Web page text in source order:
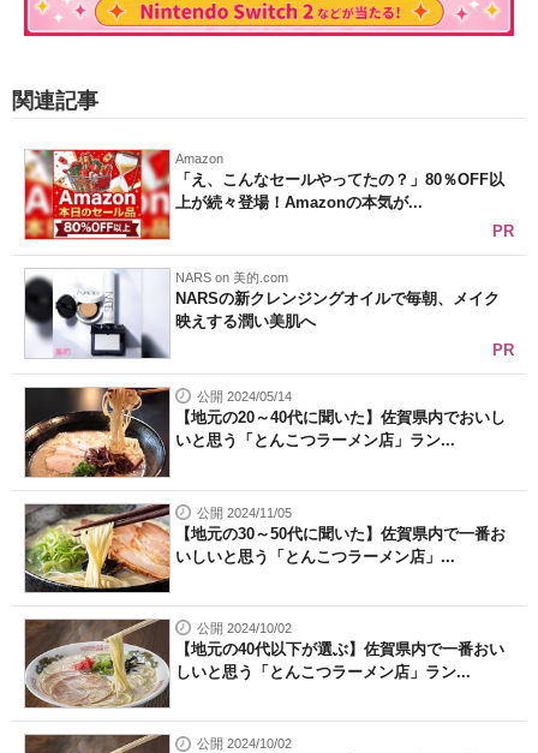
関連記事
Amazon
「え、こんなセールやってたの？」80％OFF以
上が続々登場！Amazonの本気が...
PR
NARS on 美的.com
NARSの新クレンジングオイルで毎朝、メイク
映えする潤い美肌へ
PR
公開 2024/05/14
【地元の20～40代に聞いた】佐賀県内でおいし
いと思う「とんこつラーメン店」ラン...
公開 2024/11/05
【地元の30～50代に聞いた】佐賀県内で一番お
いしいと思う「とんこつラーメン店」...
公開 2024/10/02
【地元の40代以下が選ぶ】佐賀県内で一番おい
しいと思う「とんこつラーメン店」ラン...
公開 2024/10/02